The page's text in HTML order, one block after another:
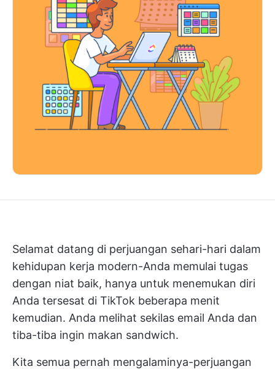
Selamat datang di perjuangan sehari-hari dalam
kehidupan kerja modern-Anda memulai tugas
dengan niat baik, hanya untuk menemukan diri
Anda tersesat di TikTok beberapa menit
kemudian. Anda melihat sekilas email Anda dan
tiba-tiba ingin makan sandwich.
Kita semua pernah mengalaminya-perjuangan